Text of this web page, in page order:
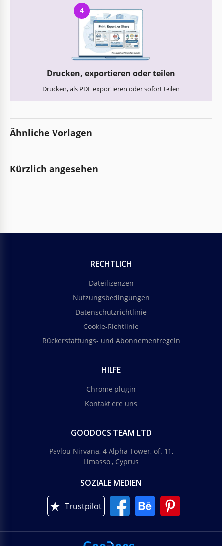
4
Drucken, exportieren oder teilen
Drucken, als PDF exportieren oder sofort teilen
Ähnliche Vorlagen
Kürzlich angesehen
RECHTLICH
Dateilizenzen
Nutzungsbedingungen
Datenschutzrichtlinie
Cookie-Richtlinie
Rückerstattungs- und Abonnementregeln
HILFE
Chrome plugin
Kontaktiere uns
GOODOCS TEAM LTD
Pavlou Nirvana, 4 Alpha Tower, of. 11,
Limassol, Cyprus
SOZIALE MEDIEN
Trustpilot